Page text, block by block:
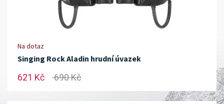
Na dotaz
Singing Rock Aladin hrudní úvazek
621 Kč 690 Kč